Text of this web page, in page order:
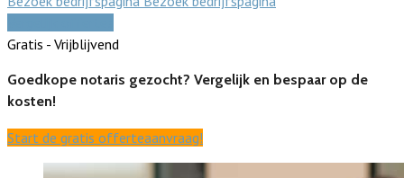
Gratis - Vrijblijvend
Goedkope notaris gezocht? Vergelijk en bespaar op de
kosten!
Start de gratis offerteaanvraag!